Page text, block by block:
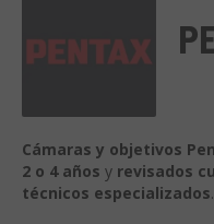
Cámaras y objetivos
2 o 4 años y revisados
técnicos especializados